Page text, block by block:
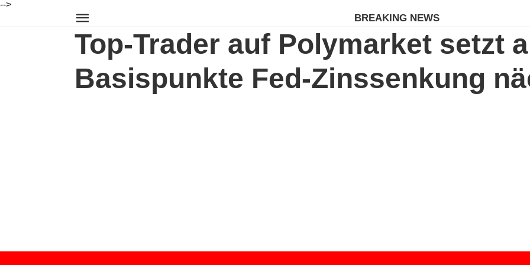
-->
BREAKING NEWS
Top-Trader auf Polymarket setzt
Basispunkte Fed-Zinssenkung